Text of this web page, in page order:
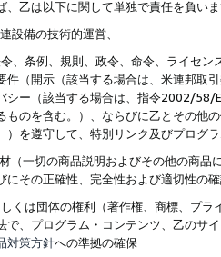
、乙は以下に関して単独で責任を負い
設備の技術的運営、
、条例、規則、政令、命令、ライセ
件（開示（該当する場合は、米連邦取
シー（該当する場合は、指令2002/58/
ものを含む。）、ならびに乙とその他
）を遵守して、特別リンク及びプログ
（一切の商品説明およびその他の商
にその正確性、完全性および適切性の
くは団体の権利（著作権、商標、プ
で、プログラム・コンテンツ、乙のサ
対策方針への準拠の確保